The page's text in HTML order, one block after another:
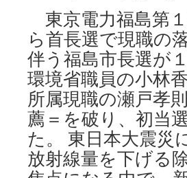
東京電力福島第
ら首長選で現職の
伴う福島市長選が
環境省職員の小林
所属現職の瀬戸孝
薦＝を破り、初当
た。 東日本大震災
放射線量を下げる